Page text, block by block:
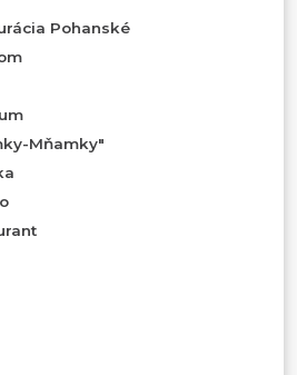
Pohanské
Mňamky"